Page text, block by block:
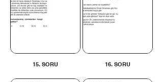
15. SORU 16. SORU